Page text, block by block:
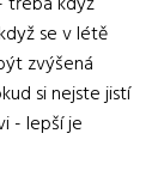
se v létě
zvýšená
si nejste jistí
- lepší je